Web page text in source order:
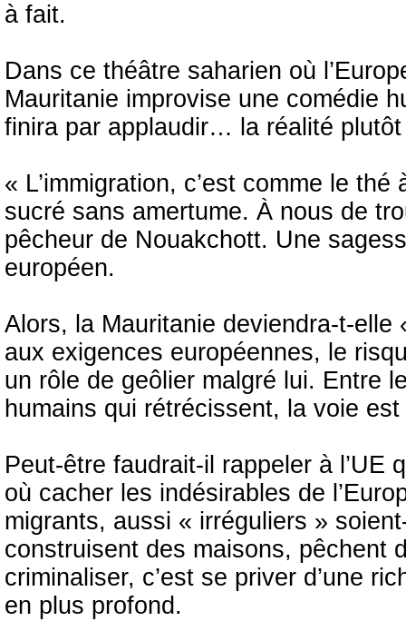
à fait.
Dans ce théâtre saharien où
Mauritanie improvise une comédie
finira par applaudir… la réalité
« L’immigration, c’est comme le
sucré sans amertume. À nous de
pêcheur de Nouakchott. Une
européen.
Alors, la Mauritanie deviendra-t-
aux exigences européennes, le
un rôle de geôlier malgré lui. Entre
humains qui rétrécissent, la voie
Peut-être faudrait-il rappeler à l’UE
où cacher les indésirables de
migrants, aussi « irréguliers »
construisent des maisons, pêchent
criminaliser, c’est se priver d’une
en plus profond.